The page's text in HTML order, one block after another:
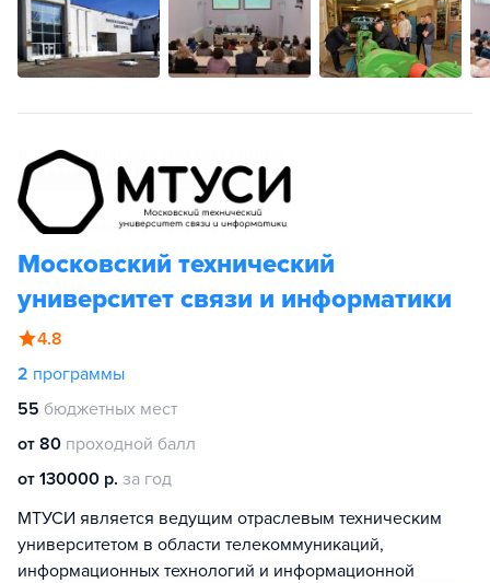
Московский технический
университет связи и информатики
4.8
2 программы
55 бюджетных мест
от 80 проходной балл
от 130000 р. за год
МТУСИ является ведущим отраслевым техническим
университетом в области телекоммуникаций,
информационных технологий и информационной